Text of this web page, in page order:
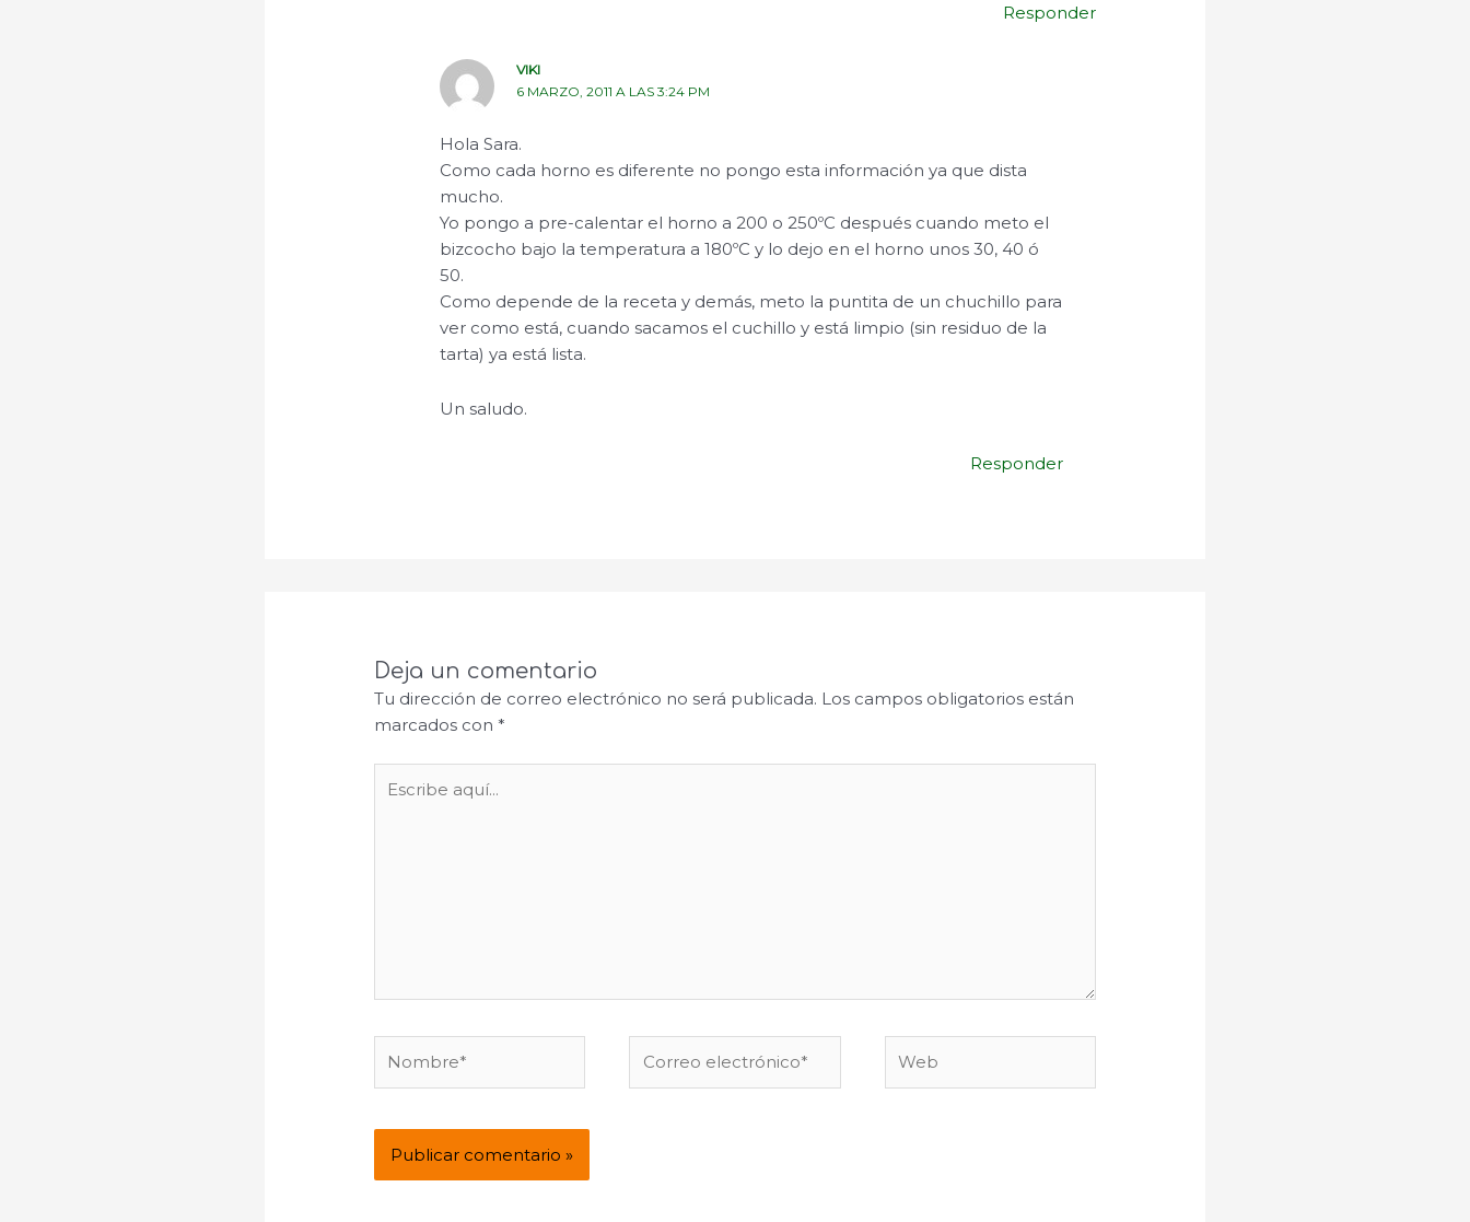
Responder
VIKI
6 MARZO, 2011 A LAS 3:24 PM
Hola Sara.
Como cada horno es diferente no pongo esta información ya que dista
mucho.
Yo pongo a pre-calentar el horno a 200 o 250ºC después cuando meto el
bizcocho bajo la temperatura a 180ºC y lo dejo en el horno unos 30, 40 ó
50.
Como depende de la receta y demás, meto la puntita de un chuchillo para
ver como está, cuando sacamos el cuchillo y está limpio (sin residuo de la
tarta) ya está lista.
Un saludo.
Responder
Deja un comentario
Tu dirección de correo electrónico no será publicada. Los campos obligatorios están
marcados con *
aquí...
electrónico*